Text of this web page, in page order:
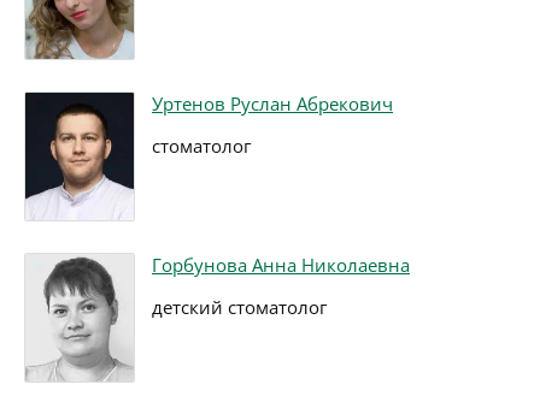
Уртенов Руслан Абрекович
стоматолог
Горбунова Анна Николаевна
детский стоматолог